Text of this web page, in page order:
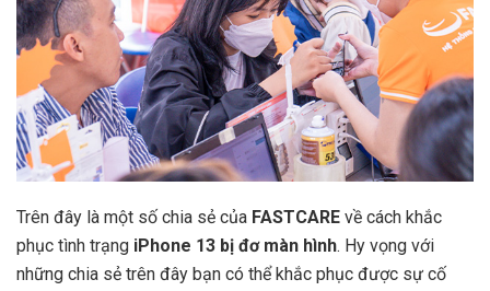
Trên đây là một số chia sẻ của FASTCARE về cách khắc
phục tình trạng iPhone 13 bị đơ màn hình. Hy vọng với
những chia sẻ trên đây bạn có thể khắc phục được sự cố